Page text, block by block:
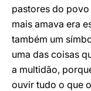
pastores do povo
mais amava era
também um
uma das coisas
a multidão,
ouvir tudo o que